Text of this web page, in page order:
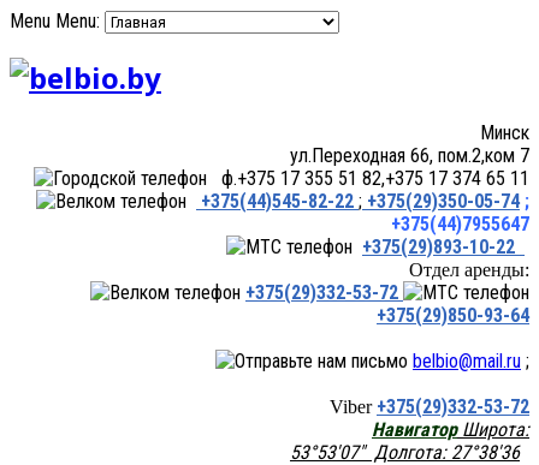
Menu Menu:
Минск
ул.Переходная 66, пом.2,ком 7
ф.+375 17 355 51 82,+375 17 374 65 11
+375(44)545-82-22 ; +375(29)350-05-74 ;
+375(44)7955647
+375(29)893-10-22
Отдел аренды:
+375(29)332-53-72
+375(29)850-93-64
belbio@mail.ru ;
Viber +375(29)332-53-72
НавигаторШирота:
53°53'07" Долгота: 27°38'36